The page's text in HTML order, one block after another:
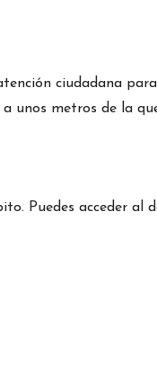
ciudadana
unos metros de la
Puedes acceder al